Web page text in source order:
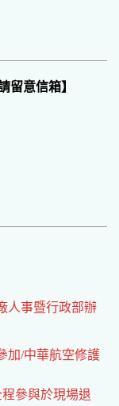
留意信箱】
人事暨行政部辦
加/中華航空修護
參與於現場退